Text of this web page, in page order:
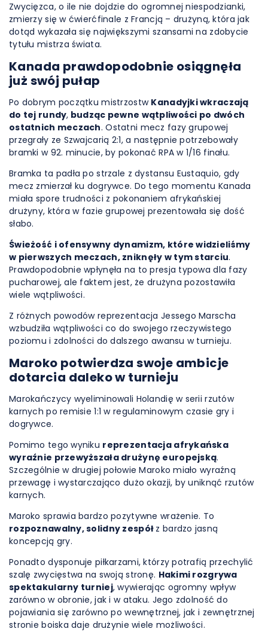
Zwycięzca, o ile nie dojdzie do ogromnej niespodzianki,
zmierzy się w ćwierćfinale z Francją – drużyną, która jak
dotąd wykazała się największymi szansami na zdobycie
tytułu mistrza świata.
Kanada prawdopodobnie osiągnęła
już swój pułap
Po dobrym początku mistrzostw Kanadyjki wkraczają
do tej rundy, budząc pewne wątpliwości po dwóch
ostatnich meczach. Ostatni mecz fazy grupowej
przegrały ze Szwajcarią 2:1, a następnie potrzebowały
bramki w 92. minucie, by pokonać RPA w 1/16 finału.
Bramka ta padła po strzale z dystansu Eustaquio, gdy
mecz zmierzał ku dogrywce. Do tego momentu Kanada
miała spore trudności z pokonaniem afrykańskiej
drużyny, która w fazie grupowej prezentowała się dość
słabo.
Świeżość i ofensywny dynamizm, które widzieliśmy
w pierwszych meczach, zniknęły w tym starciu.
Prawdopodobnie wpłynęła na to presja typowa dla fazy
pucharowej, ale faktem jest, że drużyna pozostawiła
wiele wątpliwości.
Z różnych powodów reprezentacja Jessego Marscha
wzbudziła wątpliwości co do swojego rzeczywistego
poziomu i zdolności do dalszego awansu w turnieju.
Maroko potwierdza swoje ambicje
dotarcia daleko w turnieju
Marokańczycy wyeliminowali Holandię w serii rzutów
karnych po remisie 1:1 w regulaminowym czasie gry i
dogrywce.
Pomimo tego wyniku reprezentacja afrykańska
wyraźnie przewyższała drużynę europejską.
Szczególnie w drugiej połowie Maroko miało wyraźną
przewagę i wystarczająco dużo okazji, by uniknąć rzutów
karnych.
Maroko sprawia bardzo pozytywne wrażenie. To
rozpoznawalny, solidny zespół z bardzo jasną
koncepcją gry.
Ponadto dysponuje piłkarzami, którzy potrafią przechylić
szalę zwycięstwa na swoją stronę. Hakimi rozgrywa
spektakularny turniej, wywierając ogromny wpływ
zarówno w obronie, jak i w ataku. Jego zdolność do
pojawiania się zarówno po wewnętrznej, jak i zewnętrznej
stronie boiska daje drużynie wiele możliwości.